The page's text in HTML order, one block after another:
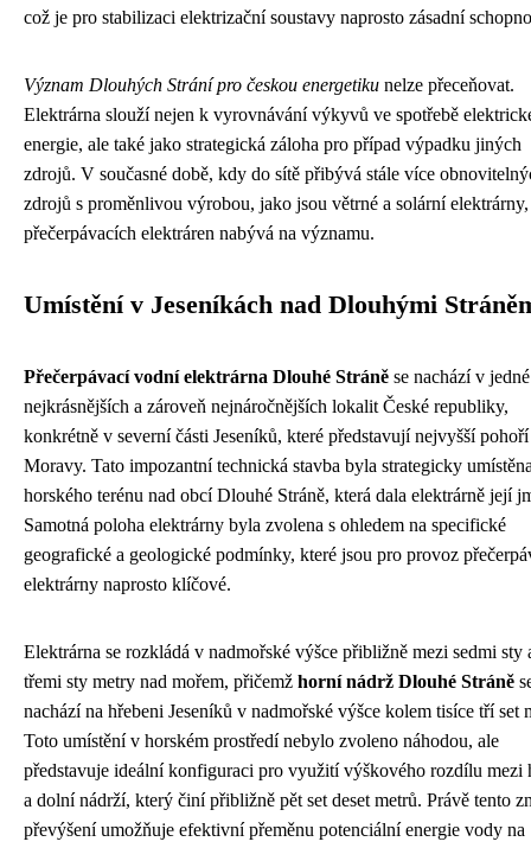
což je pro stabilizaci elektrizační soustavy naprosto zásadní
Význam Dlouhých Strání pro českou energetiku nelze přeceňovat.
Elektrárna slouží nejen k vyrovnávání výkyvů ve spotřebě
energie, ale také jako strategická záloha pro případ výpadku jiných
zdrojů. V současné době, kdy do sítě přibývá stále více
zdrojů s proměnlivou výrobou, jako jsou větrné a solární
přečerpávacích elektráren nabývá na významu.
Umístění v Jeseníkách nad Dlouhými
Přečerpávací vodní elektrárna Dlouhé Stráně se nachází v
nejkrásnějších a zároveň nejnáročnějších lokalit České republiky,
konkrétně v severní části Jeseníků, které představují nejvyšší pohoří
Moravy. Tato impozantní technická stavba byla strategicky
horského terénu nad obcí Dlouhé Stráně, která dala elektrárně její
Samotná poloha elektrárny byla zvolena s ohledem na specifické
geografické a geologické podmínky, které jsou pro provoz
elektrárny naprosto klíčové.
Elektrárna se rozkládá v nadmořské výšce přibližně mezi sedmi sty
třemi sty metry nad mořem, přičemž horní nádrž Dlouhé Stráně
nachází na hřebeni Jeseníků v nadmořské výšce kolem tisíce tří set
Toto umístění v horském prostředí nebylo zvoleno náhodou, ale
představuje ideální konfiguraci pro využití výškového rozdílu mezi
a dolní nádrží, který činí přibližně pět set deset metrů. Právě tento
převýšení umožňuje efektivní přeměnu potenciální energie vody na